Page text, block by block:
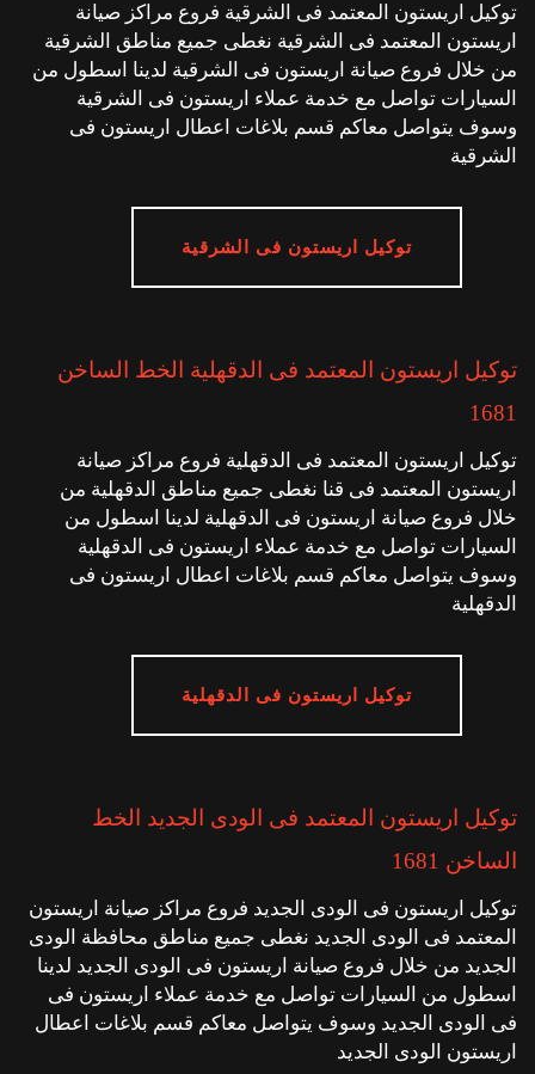
توكيل اريستون المعتمد فى الشرقية فروع مراكز صيانة
اريستون المعتمد فى الشرقية نغطى جميع مناطق الشرقية
من خلال فروع صيانة اريستون فى الشرقية لدينا اسطول من
السيارات تواصل مع خدمة عملاء اريستون فى الشرقية
وسوف يتواصل معاكم قسم بلاغات اعطال اريستون فى
الشرقية
توكيل اريستون فى الشرقية
توكيل اريستون المعتمد فى الدقهلية الخط الساخن
1681
توكيل اريستون المعتمد فى الدقهلية فروع مراكز صيانة
اريستون المعتمد فى قنا نغطى جميع مناطق الدقهلية من
خلال فروع صيانة اريستون فى الدقهلية لدينا اسطول من
السيارات تواصل مع خدمة عملاء اريستون فى الدقهلية
وسوف يتواصل معاكم قسم بلاغات اعطال اريستون فى
الدقهلية
توكيل اريستون فى الدقهلية
توكيل اريستون المعتمد فى الودى الجديد الخط
الساخن 1681
توكيل اريستون فى الودى الجديد فروع مراكز صيانة اريستون
المعتمد فى الودى الجديد نغطى جميع مناطق محافظة الودى
الجديد من خلال فروع صيانة اريستون فى الودى الجديد لدينا
اسطول من السيارات تواصل مع خدمة عملاء اريستون فى
فى الودى الجديد وسوف يتواصل معاكم قسم بلاغات اعطال
اريستون الودى الجديد